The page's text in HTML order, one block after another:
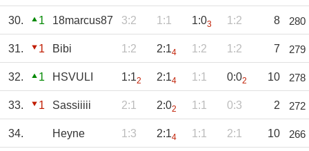
30. 1 18marcus87 3:2 1:1 1:03 1:2 8 280
31. 1 Bibi 1:2 2:14 1:2 1:2 7 279
32. 1 HSVULI 1:12 2:14 1:1 0:02 10 278
33. 1 Sassiiiii 2:1 2:02 1:1 0:3 2 272
34. Heyne 1:3 2:14 1:1 2:1 10 266